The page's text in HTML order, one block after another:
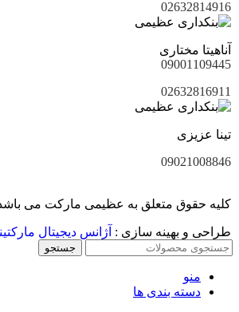
02632814916
آناهیتا مختاری
09001109445
02632816911
تینا عزیزی
09021008846
کلیه حقوق متعلق به عظیمی مارکت می
طراحی و بهینه سازی : آژانس دیجیتال
جستجو
منو
دسته بندی ها